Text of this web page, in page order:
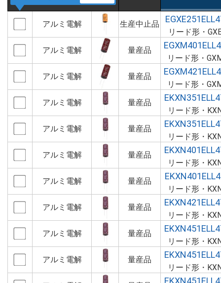
アルミ電解 生産中止品
リード形・
アルミ電解
量産品
リード形・
アルミ電解
量産品
リード形・
アルミ電解
量産品
リード形・
アルミ電解
量産品
リード形・
アルミ電解
量産品
リード形・
アルミ電解
量産品
リード形・
アルミ電解
量産品
リード形・
アルミ電解
量産品
リード形・
アルミ電解
量産品
リード形・